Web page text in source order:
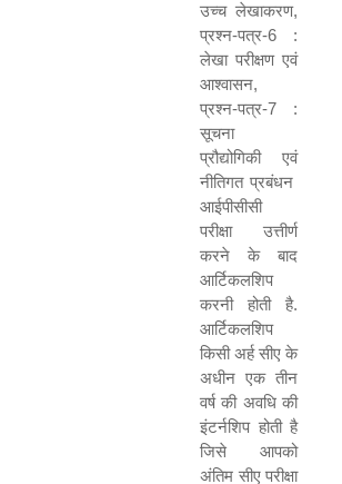
उच्च लेखाकरण,
प्रश्न-पत्र-6 :
लेखा परीक्षण एवं
आश्वासन,
प्रश्न-पत्र-7 :
सूचना
प्रौद्योगिकी एवं
नीतिगत प्रबंधन
आईपीसीसी
परीक्षा उत्तीर्ण
करने के बाद
आर्टिकलशिप
करनी होती है.
आर्टिकलशिप
किसी अर्ह सीए के
अधीन एक तीन
वर्ष की अवधि की
इंटर्नशिप होती है
जिसे आपको
अंतिम सीए परीक्षा